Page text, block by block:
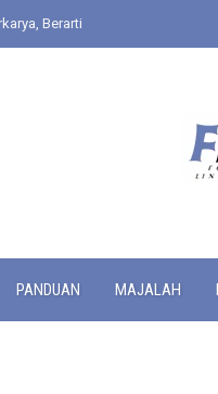
Berarti
PANDUAN MAJALAH